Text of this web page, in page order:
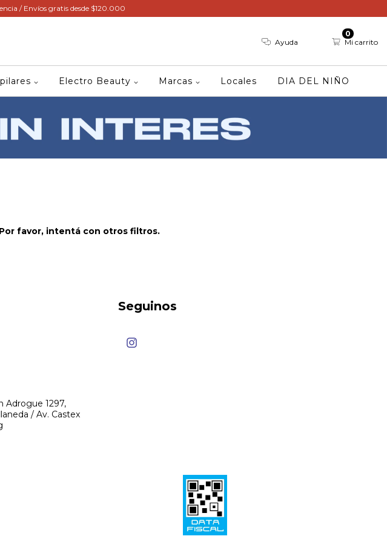
/ Envíos gratis desde $120.000
Ayuda Mi carrito
0
Electro Beauty Marcas Locales DIA DEL NIÑO
favor, intentá con otros filtros.
Adrogue 1297,
/ Av. Castex
Seguinos